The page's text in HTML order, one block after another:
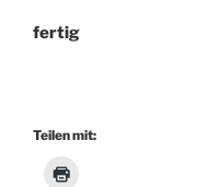
fertig
Teilen mit: